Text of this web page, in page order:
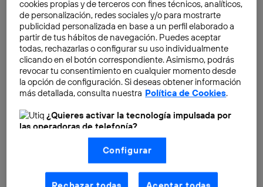
Telco Digital, capaz de mejorar la vida de las personas
y ofrecer posibilidades a todos, independientemente
de si tienen alguna discapacidad. En otras palabras,
ser una Telco Digital Accesible”.
cookies propias y de terceros con fines técnicos, analíticos,
de personalización, redes sociales y/o para mostrarte
publicidad personalizada en base a un perfil elaborado a
partir de tus hábitos de navegación. Puedes aceptar
todas, rechazarlas o configurar su uso individualmente
clicando en el botón correspondiente. Asimismo, podrás
revocar tu consentimiento en cualquier momento desde
la opción de configuración. Si deseas obtener información
más detallada, consulta nuestra Política de Cookies.
¿Quieres activar la tecnología impulsada por
las operadoras de telefonía?
Nosotros, Telefónica S.A., utilizamos la tecnología Utiq para
realizar nuestras acciones de marketing digital o análisis
(como se describe en este aviso de consentimiento)
basadas en tu navegación en nuestra(s) web(s)
aquí(solo cuando utilizas una conexión a
Configurar